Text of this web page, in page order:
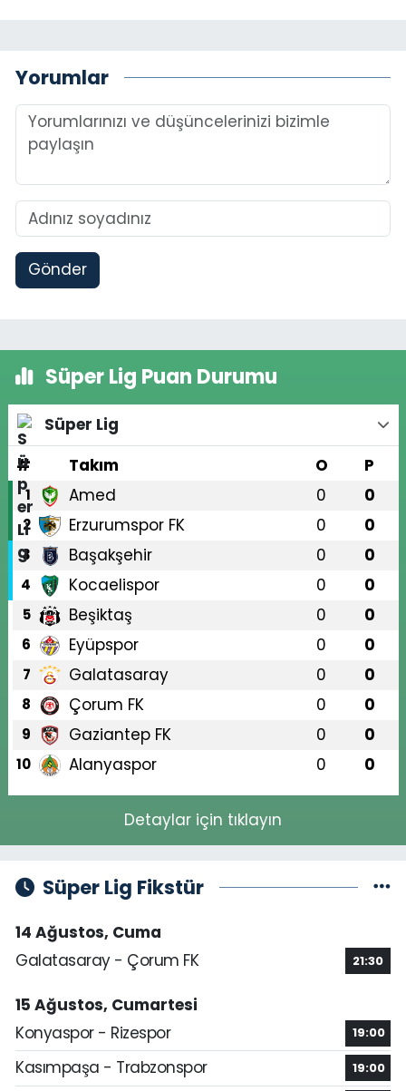
Yorumlar
Gönder
Süper Lig Puan Durumu
Süper Lig
#
Takım O P
1 Amed 0 0
2 Erzurumspor FK 0 0
3 Başakşehir 0 0
4 Kocaelispor 0 0
5 Beşiktaş 0 0
6 Eyüpspor 0 0
7 Galatasaray 0 0
8 Çorum FK 0 0
9 Gaziantep FK 0 0
10 Alanyaspor 0 0
Detaylar için tıklayın
Süper Lig Fikstür
14 Ağustos, Cuma
Galatasaray - Çorum FK
21:30
15 Ağustos, Cumartesi
Konyaspor - Rizespor
19:00
Kasımpaşa - Trabzonspor 19:00